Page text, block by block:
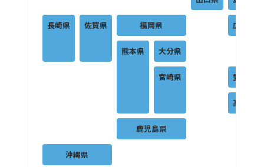
長崎県 佐賀県 福岡県 広島県
熊本県 大分県
宮崎県 愛媛県
高知県
鹿児島県
沖縄県